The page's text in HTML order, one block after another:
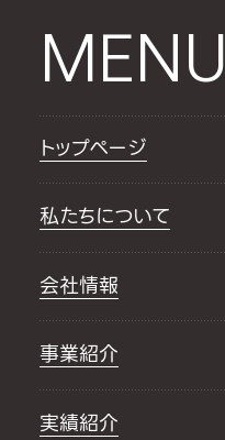
MENU
トップページ
私たちについて
会社情報
事業紹介
実績紹介